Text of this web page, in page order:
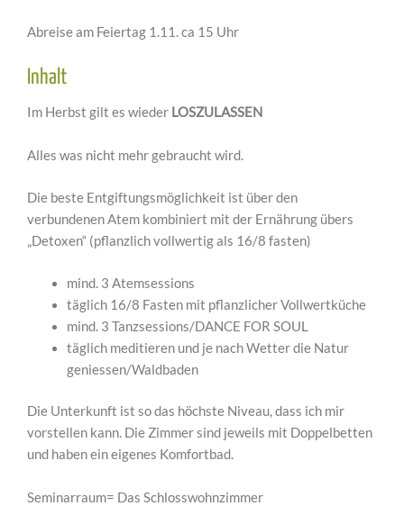
Abreise am Feiertag 1.11. ca 15 Uhr
Inhalt
Im Herbst gilt es wieder LOSZULASSEN
Alles was nicht mehr gebraucht wird.
Die beste Entgiftungsmöglichkeit ist über den
verbundenen Atem kombiniert mit der Ernährung übers
„Detoxen“ (pflanzlich vollwertig als 16/8 fasten)
mind. 3 Atemsessions
täglich 16/8 Fasten mit pflanzlicher Vollwertküche
mind. 3 Tanzsessions/DANCE FOR SOUL
täglich meditieren und je nach Wetter die Natur
geniessen/Waldbaden
Die Unterkunft ist so das höchste Niveau, dass ich mir
vorstellen kann. Die Zimmer sind jeweils mit Doppelbetten
und haben ein eigenes Komfortbad.
Seminarraum= Das Schlosswohnzimmer